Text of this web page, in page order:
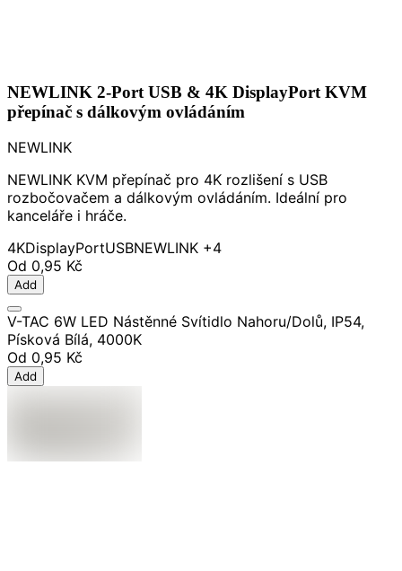
NEWLINK 2-Port USB & 4K DisplayPort KVM
přepínač s dálkovým ovládáním
NEWLINK
NEWLINK KVM přepínač pro 4K rozlišení s USB
rozbočovačem a dálkovým ovládáním. Ideální pro
kanceláře i hráče.
4KDisplayPortUSBNEWLINK +4
Od 0,95 Kč
Add
V-TAC 6W LED Nástěnné Svítidlo Nahoru/Dolů, IP54,
Písková Bílá, 4000K
Od 0,95 Kč
Add